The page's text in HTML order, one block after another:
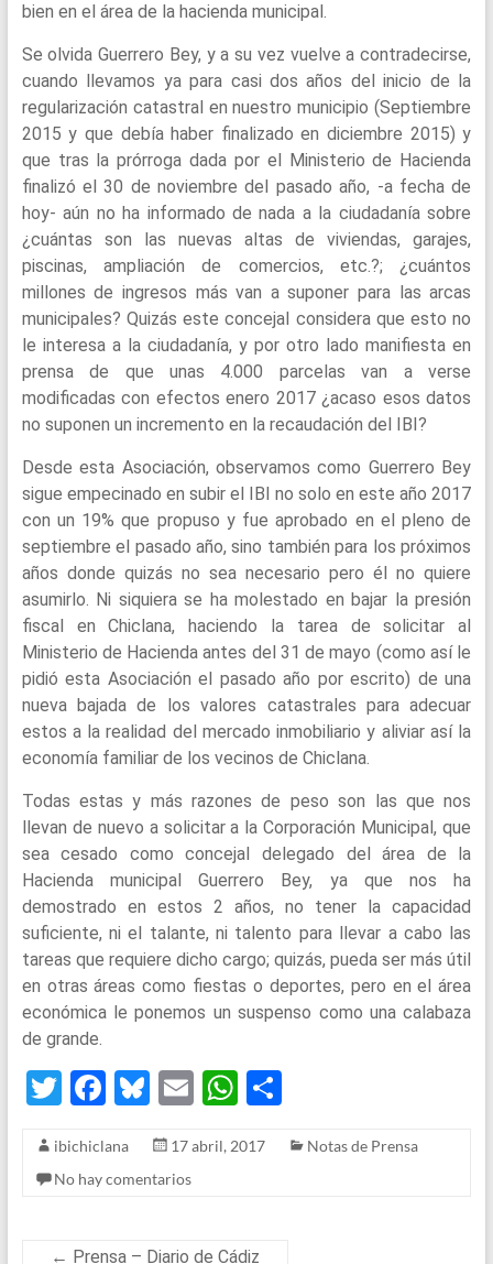
bien en el área de la hacienda municipal.
Se olvida Guerrero Bey, y a su vez vuelve a contradecirse,
cuando llevamos ya para casi dos años del inicio de la
regularización catastral en nuestro municipio (Septiembre
2015 y que debía haber finalizado en diciembre 2015) y
que tras la prórroga dada por el Ministerio de Hacienda
finalizó el 30 de noviembre del pasado año, -a fecha de
hoy- aún no ha informado de nada a la ciudadanía sobre
¿cuántas son las nuevas altas de viviendas, garajes,
piscinas, ampliación de comercios, etc.?; ¿cuántos
millones de ingresos más van a suponer para las arcas
municipales? Quizás este concejal considera que esto no
le interesa a la ciudadanía, y por otro lado manifiesta en
prensa de que unas 4.000 parcelas van a verse
modificadas con efectos enero 2017 ¿acaso esos datos
no suponen un incremento en la recaudación del IBI?
Desde esta Asociación, observamos como Guerrero Bey
sigue empecinado en subir el IBI no solo en este año 2017
con un 19% que propuso y fue aprobado en el pleno de
septiembre el pasado año, sino también para los próximos
años donde quizás no sea necesario pero él no quiere
asumirlo. Ni siquiera se ha molestado en bajar la presión
fiscal en Chiclana, haciendo la tarea de solicitar al
Ministerio de Hacienda antes del 31 de mayo (como así le
pidió esta Asociación el pasado año por escrito) de una
nueva bajada de los valores catastrales para adecuar
estos a la realidad del mercado inmobiliario y aliviar así la
economía familiar de los vecinos de Chiclana.
Todas estas y más razones de peso son las que nos
llevan de nuevo a solicitar a la Corporación Municipal, que
sea cesado como concejal delegado del área de la
Hacienda municipal Guerrero Bey, ya que nos ha
demostrado en estos 2 años, no tener la capacidad
suficiente, ni el talante, ni talento para llevar a cabo las
tareas que requiere dicho cargo; quizás, pueda ser más útil
en otras áreas como fiestas o deportes, pero en el área
económica le ponemos un suspenso como una calabaza
de grande.
T
tt
er
F
ce
b
Bl
es
ky
E
ail
W
at
S
ar
ibichiclana 17 abril, 2017
Notas de Prensa
No hay comentarios
← Prensa – Diario de Cádiz